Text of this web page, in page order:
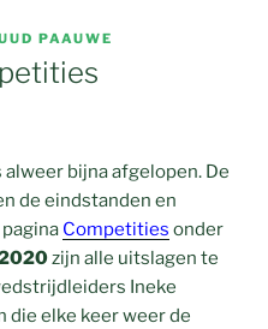
PAAUWE
bijna afgelopen. De
de eindstanden en
Competities onder
zijn alle uitslagen te
Ineke
die elke keer weer de